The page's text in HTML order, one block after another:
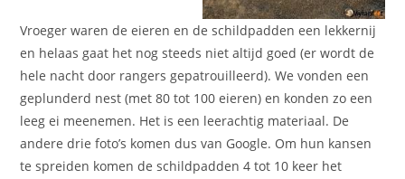
Vroeger waren de eieren en de schildpadden een lekkernij
en helaas gaat het nog steeds niet altijd goed (er wordt de
hele nacht door rangers gepatrouilleerd). We vonden een
geplunderd nest (met 80 tot 100 eieren) en konden zo een
leeg ei meenemen. Het is een leerachtig materiaal. De
andere drie foto’s komen dus van Google. Om hun kansen
te spreiden komen de schildpadden 4 tot 10 keer het